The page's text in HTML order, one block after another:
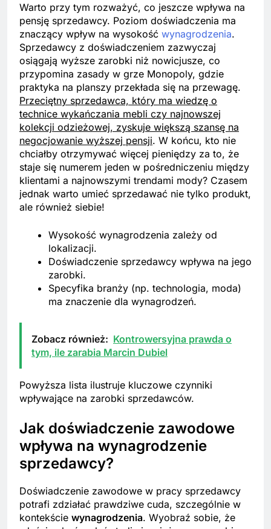
Warto przy tym rozważyć, co jeszcze wpływa na
pensję sprzedawcy. Poziom doświadczenia ma
znaczący wpływ na wysokość wynagrodzenia.
Sprzedawcy z doświadczeniem zazwyczaj
osiągają wyższe zarobki niż nowicjusze, co
przypomina zasady w grze Monopoly, gdzie
praktyka na planszy przekłada się na przewagę.
Przeciętny sprzedawca, który ma wiedzę o
technice wykańczania mebli czy najnowszej
kolekcji odzieżowej, zyskuje większą szansę na
negocjowanie wyższej pensji. W końcu, kto nie
chciałby otrzymywać więcej pieniędzy za to, że
staje się numerem jeden w pośredniczeniu między
klientami a najnowszymi trendami mody? Czasem
jednak warto umieć sprzedawać nie tylko produkt,
ale również siebie!
Wysokość wynagrodzenia zależy od
lokalizacji.
Doświadczenie sprzedawcy wpływa na jego
zarobki.
Specyfika branży (np. technologia, moda)
ma znaczenie dla wynagrodzeń.
Zobacz również: Kontrowersyjna prawda o
tym, ile zarabia Marcin Dubiel
Powyższa lista ilustruje kluczowe czynniki
wpływające na zarobki sprzedawców.
Jak doświadczenie zawodowe
wpływa na wynagrodzenie
sprzedawcy?
Doświadczenie zawodowe w pracy sprzedawcy
potrafi zdziałać prawdziwe cuda, szczególnie w
kontekście wynagrodzenia. Wyobraź sobie, że